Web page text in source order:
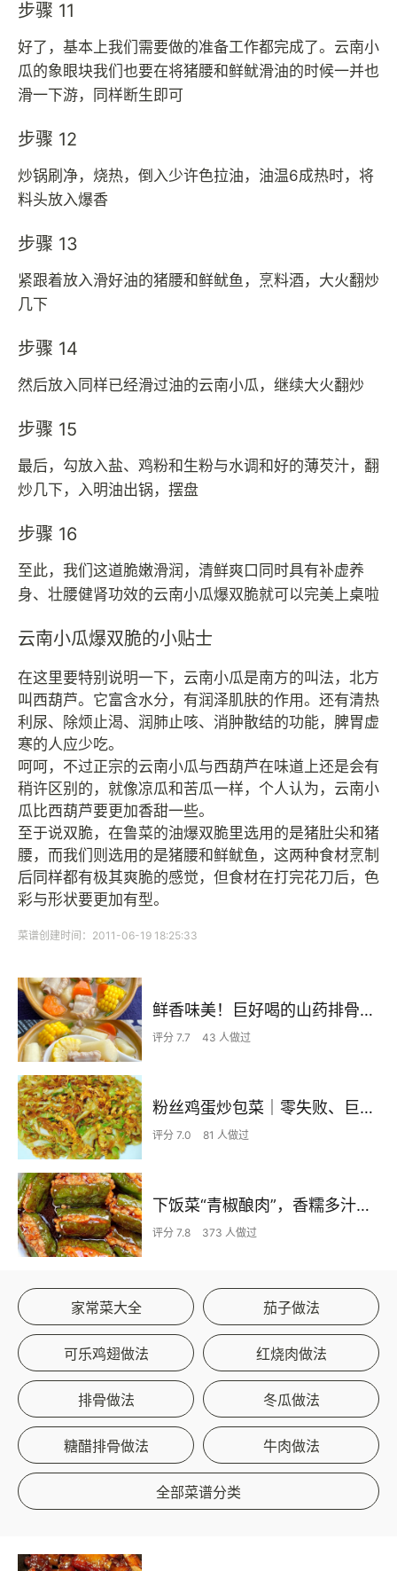
步骤 11
好了，基本上我们需要做的准备工作都完成了。云南小
瓜的象眼块我们也要在将猪腰和鲜鱿滑油的时候一并也
滑一下游，同样断生即可
步骤 12
炒锅刷净，烧热，倒入少许色拉油，油温6成热时，将
料头放入爆香
步骤 13
紧跟着放入滑好油的猪腰和鲜鱿鱼，烹料酒，大火翻炒
几下
步骤 14
然后放入同样已经滑过油的云南小瓜，继续大火翻炒
步骤 15
最后，勾放入盐、鸡粉和生粉与水调和好的薄芡汁，翻
炒几下，入明油出锅，摆盘
步骤 16
至此，我们这道脆嫩滑润，清鲜爽口同时具有补虚养
身、壮腰健肾功效的云南小瓜爆双脆就可以完美上桌啦
云南小瓜爆双脆的小贴士
在这里要特别说明一下，云南小瓜是南方的叫法，北方
叫西葫芦。它富含水分，有润泽肌肤的作用。还有清热
利尿、除烦止渴、润肺止咳、消肿散结的功能，脾胃虚
寒的人应少吃。
呵呵，不过正宗的云南小瓜与西葫芦在味道上还是会有
稍许区别的，就像凉瓜和苦瓜一样，个人认为，云南小
瓜比西葫芦要更加香甜一些。
至于说双脆，在鲁菜的油爆双脆里选用的是猪肚尖和猪
腰，而我们则选用的是猪腰和鲜鱿鱼，这两种食材烹制
后同样都有极其爽脆的感觉，但食材在打完花刀后，色
彩与形状要更加有型。
菜谱创建时间：2011-06-19 18:25:33
鲜香味美！巨好喝的山药排骨汤！！
评分 7.7 43 人做过
粉丝鸡蛋炒包菜｜零失败、巨下饭
评分 7.0 81 人做过
下饭菜“青椒酿肉”，香糯多汁鲜嫩下饭
评分 7.8 373 人做过
家常菜大全 茄子做法
可乐鸡翅做法 红烧肉做法
排骨做法 冬瓜做法
糖醋排骨做法 牛肉做法
全部菜谱分类